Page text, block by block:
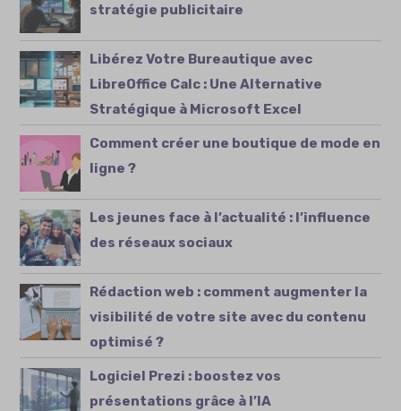
stratégie publicitaire
Libérez Votre Bureautique avec
LibreOffice Calc : Une Alternative
Stratégique à Microsoft Excel
Comment créer une boutique de mode en
ligne ?
Les jeunes face à l’actualité : l’influence
des réseaux sociaux
Rédaction web : comment augmenter la
visibilité de votre site avec du contenu
optimisé ?
Logiciel Prezi : boostez vos
présentations grâce à l’IA